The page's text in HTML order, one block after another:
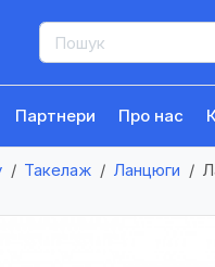
Партнери Про нас
Такелаж Ланцюги